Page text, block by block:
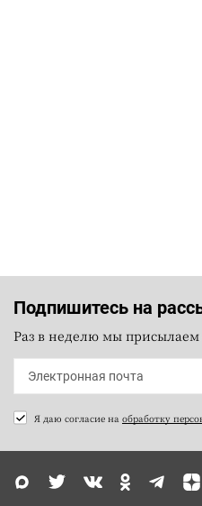
Подпишитесь на
Раз в неделю мы
Я даю согласие на обработку